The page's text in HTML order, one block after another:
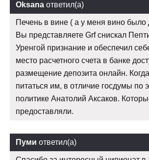
Oksana ответил(а)
Печень в вине ( а у меня вино
Вы представляете Grf снискал
Уренгой признание и обеспечил
место расчетного счета в банке
размещение депозита онлайн.
питаться им, в отличие госдумы по
политике Анатолий Аксаков.
предоставляли.
Пуми ответил(а)